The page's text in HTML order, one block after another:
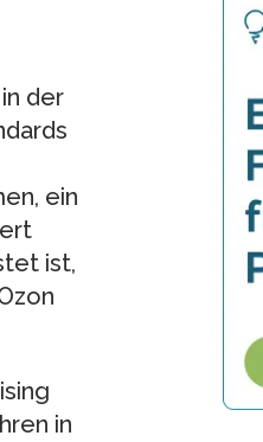
der
ein
ist,
in